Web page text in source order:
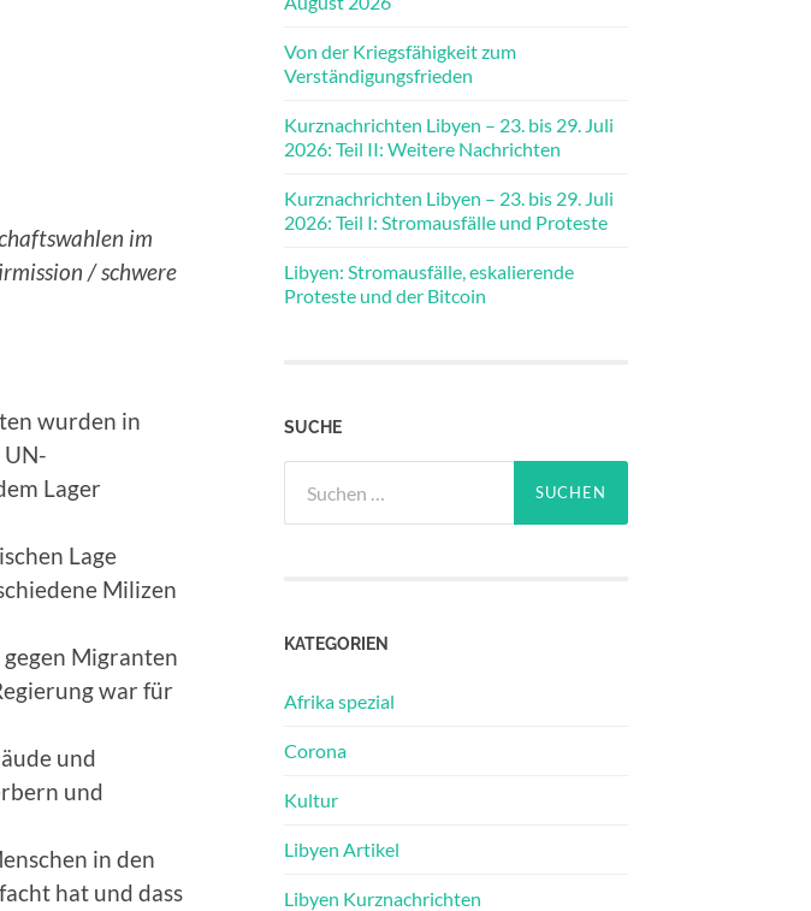
im
/ schwere
wurden in
UN-
Lager
Lage
Milizen
Migranten
war für
und
und
in den
hat und dass
Von der Kriegsfähigkeit zum
Verständigungsfrieden
Kurznachrichten Libyen – 23. bis 29. Juli
2026: Teil II: Weitere Nachrichten
Kurznachrichten Libyen – 23. bis 29. Juli
2026: Teil I: Stromausfälle und Proteste
Libyen: Stromausfälle, eskalierende
Proteste und der Bitcoin
SUCHE
nach:
KATEGORIEN
Afrika spezial
Corona
Kultur
Libyen Artikel
Libyen Kurznachrichten